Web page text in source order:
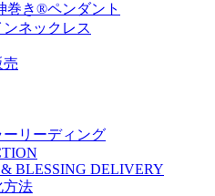
巻き®ペンダント
ネックレス
売
リーディング
BLESSING DELIVERY
方法